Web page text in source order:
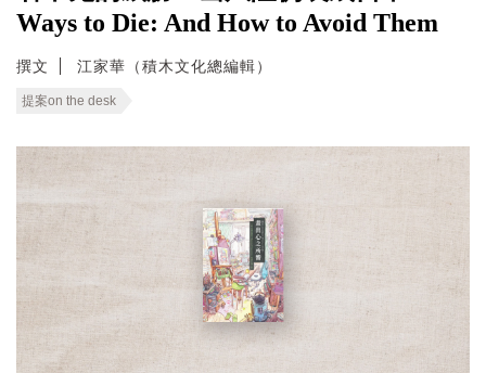
Ways to Die: And How to Avoid Them
撰文 江家華（積木文化總編輯）
提案on the desk